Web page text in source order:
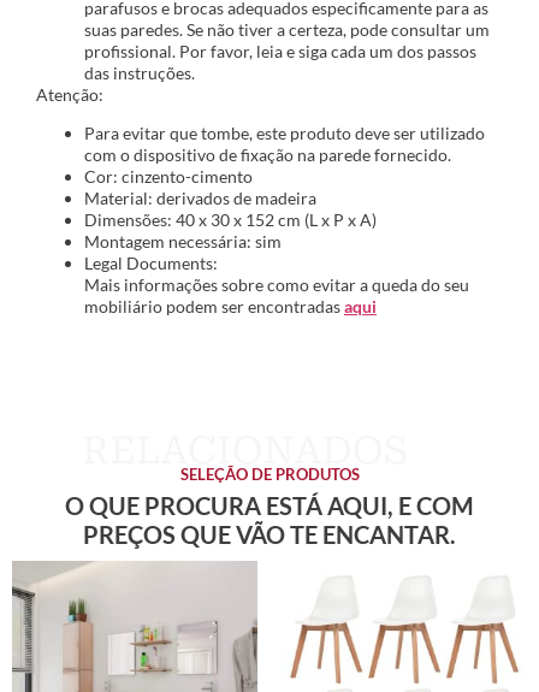
parafusos e brocas adequados especificamente para as
suas paredes. Se não tiver a certeza, pode consultar um
profissional. Por favor, leia e siga cada um dos passos
das instruções.
Atenção:
Para evitar que tombe, este produto deve ser utilizado
com o dispositivo de fixação na parede fornecido.
Cor: cinzento-cimento
Material: derivados de madeira
Dimensões: 40 x 30 x 152 cm (L x P x A)
Montagem necessária: sim
Legal Documents:
Mais informações sobre como evitar a queda do seu
mobiliário podem ser encontradasaqui
SELEÇÃO DE PRODUTOS
O QUE PROCURA ESTÁ AQUI, E COM
PREÇOS QUE VÃO TE ENCANTAR.